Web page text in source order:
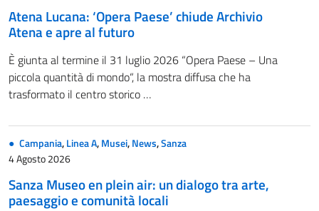
Atena Lucana: ‘Opera Paese’ chiude Archivio
Atena e apre al futuro
È giunta al termine il 31 luglio 2026 “Opera Paese – Una
piccola quantità di mondo“, la mostra diffusa che ha
trasformato il centro storico …
Campania,Linea A,Musei,News,Sanza
4 Agosto 2026
Sanza Museo en plein air: un dialogo tra arte,
paesaggio e comunità locali